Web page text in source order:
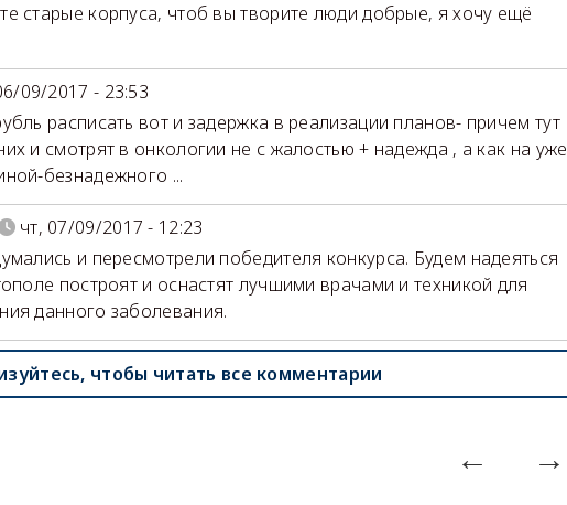
старые корпуса, чтоб вы творите люди добрые, я хочу ещё
09/2017 - 23:53
расписать вот и задержка в реализации планов- причем тут
и смотрят в онкологии не с жалостью + надежда , а как на уже
безнадежного ...
чт, 07/09/2017 - 12:23
и пересмотрели победителя конкурса. Будем надеяться
построят и оснастят лучшими врачами и техникой для
данного заболевания.
чтобы читать все комментарии